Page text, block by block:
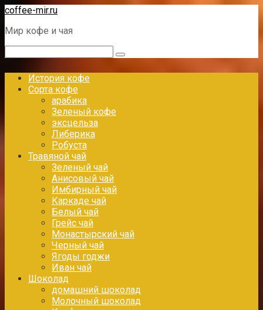
Перейти
контенту
coffee-mir.ru
Мир кофе и чая
История кофе
Сорта кофе
арабика
Зеленый кофе
эксцельза
Либерика
Робуста
Травяной чай
Зеленый чай
Анисовый чай
Имбирный чай
Каркаде чай
Белый чай
Грейс чай
Монастырский чай
Черный чай
Ягоды годжи
Иван чай
Шоколад
домашний шоколад
Молочный шоколад